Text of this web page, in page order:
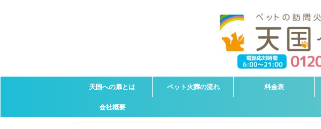
天国への扉とは ペット火葬の流れ 料金表
会社概要